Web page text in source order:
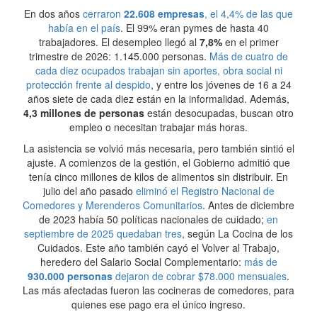
En dos años cerraron 22.608 empresas, el 4,4% de las que
había en el país. El 99% eran pymes de hasta 40
trabajadores. El desempleo llegó al 7,8%en el primer
trimestre de 2026: 1.145.000 personas. Más de cuatro de
cada diez ocupados trabajan sin aportes, obra social ni
protección frente al despido, y entre los jóvenes de 16 a 24
años siete de cada diez están en la informalidad. Además,
4,3 millones de personas están desocupadas, buscan otro
empleo o necesitan trabajar más horas.
La asistencia se volvió más necesaria, pero también sintió el
ajuste. A comienzos de la gestión, el Gobierno admitió que
tenía cinco millones de kilos de alimentos sin distribuir. En
julio del año pasado eliminó el Registro Nacional de
Comedores y Merenderos Comunitarios. Antes de diciembre
de 2023 había 50 políticas nacionales de cuidado; en
septiembre de 2025 quedaban tres, según La Cocina de los
Cuidados. Este año también cayó el Volver al Trabajo,
heredero del Salario Social Complementario: más de
930.000 personas dejaron de cobrar $78.000 mensuales.
Las más afectadas fueron las cocineras de comedores, para
quienes ese pago era el único ingreso.